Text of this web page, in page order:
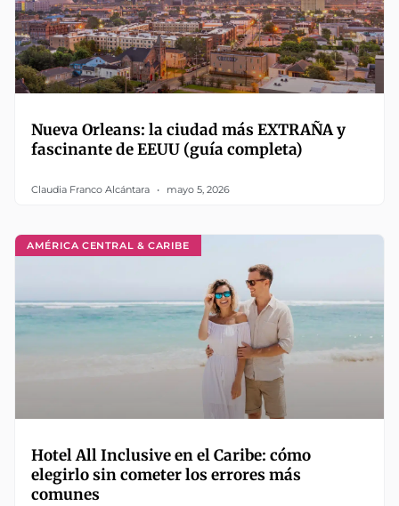
Nueva Orleans: la ciudad más EXTRAÑA y
fascinante de EEUU (guía completa)
Claudia Franco Alcántara mayo 5, 2026
AMÉRICA CENTRAL & CARIBE
Hotel All Inclusive en el Caribe: cómo
elegirlo sin cometer los errores más
comunes